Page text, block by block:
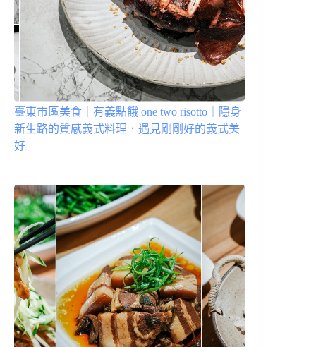
臺東市區美食｜有義點餓 one two risotto｜隱身
新生路的質感義式料理．遇見剛剛好的義式美
好